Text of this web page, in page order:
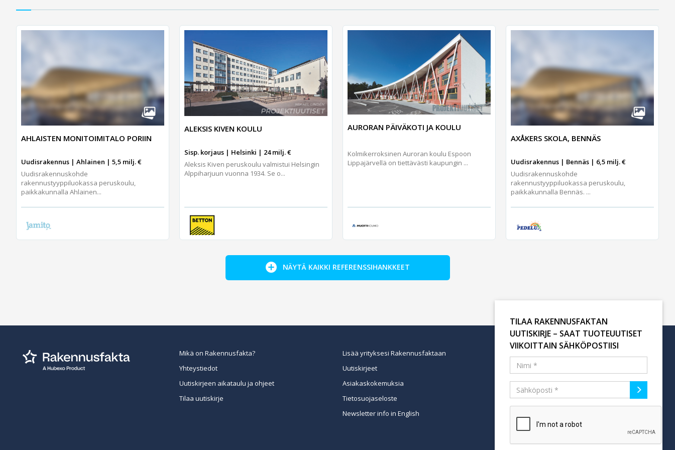
AHLAISTEN MONITOIMITALO PORIIN
Uudisrakennus | Ahlainen | 5,5 milj. €
Uudisrakennuskohde
rakennustyyppiluokassa peruskoulu,
paikkakunnalla Ahlainen...
ALEKSIS KIVEN KOULU
Sisp. korjaus | Helsinki | 24 milj. €
Aleksis Kiven peruskoulu valmistui Helsingin
Alppiharjuun vuonna 1934. Se o...
AURORAN PÄIVÄKOTI JA KOULU
Kolmikerroksinen Auroran koulu Espoon
Lippajärvellä on tiettävästi kaupungin ...
AXÅKERS SKOLA, BENNÄS
Uudisrakennus | Bennäs | 6,5 milj. €
Uudisrakennuskohde
rakennustyyppiluokassa peruskoulu,
paikkakunnalla Bennäs. ...
NÄYTÄ KAIKKI REFERENSSIHANKKEET
Mikä on Rakennusfakta?
Yhteystiedot
Uutiskirjeen aikataulu ja ohjeet
Tilaa uutiskirje
Lisää yrityksesi Rakennusfaktaan
Uutiskirjeet
Asiakaskokemuksia
Tietosuojaseloste
Newsletter info in English
TILAA RAKENNUSFAKTAN
UUTISKIRJE – SAAT TUOTEUUTISET
VIIKOITTAIN SÄHKÖPOSTIISI